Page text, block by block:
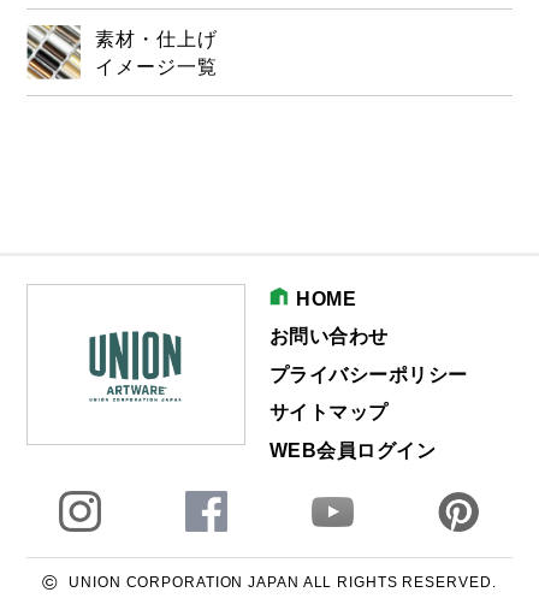
素材・仕上げ
イメージ一覧
HOME
お問い合わせ
プライバシーポリシー
サイトマップ
WEB会員ログイン
© UNION CORPORATION JAPAN ALL RIGHTS RESERVED.